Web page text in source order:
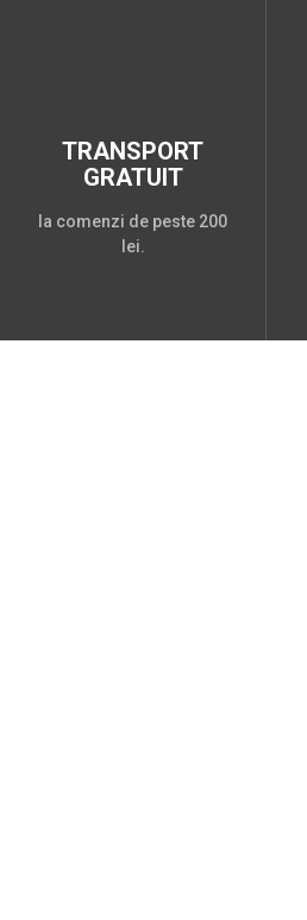
TRANSPORT
GRATUIT
la comenzi de peste 200
lei.